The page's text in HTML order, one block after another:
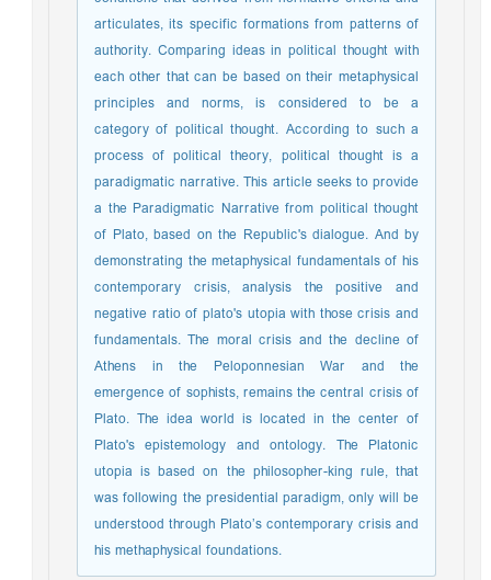
articulates, its specific formations from patterns of
authority. Comparing ideas in political thought with
each other that can be based on their metaphysical
principles and norms, is considered to be a
category of political thought. According to such a
process of political theory, political thought is a
paradigmatic narrative. This article seeks to provide
a the Paradigmatic Narrative from political thought
of Plato, based on the Republic's dialogue. And by
demonstrating the metaphysical fundamentals of his
contemporary crisis, analysis the positive and
negative ratio of plato's utopia with those crisis and
fundamentals. The moral crisis and the decline of
Athens in the Peloponnesian War and the
emergence of sophists, remains the central crisis of
Plato. The idea world is located in the center of
Plato's epistemology and ontology. The Platonic
utopia is based on the philosopher-king rule, that
was following the presidential paradigm, only will be
understood through Plato’s contemporary crisis and
his methaphysical foundations.